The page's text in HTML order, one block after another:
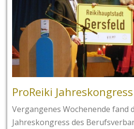
ProReiki
Vergangenes Wochenende fand
Jahreskongress des